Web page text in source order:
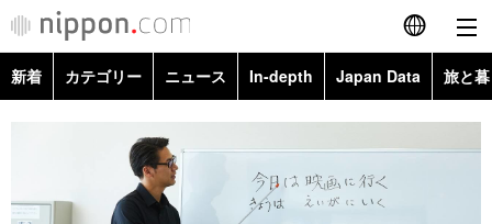
English
繁體字
カテゴリー
新着 カテゴリー ニュース In-depth Japan Data 旅と
経済・ビジネス
Topics